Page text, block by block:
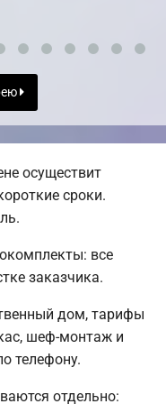
осуществит
сроки.
все
заказчика.
дом, тарифы
шеф-монтаж и
телефону.
отдельно: